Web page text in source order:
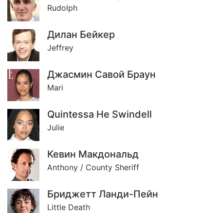
Rudolph
Дилан Бейкер
Jeffrey
Джасмин Савой Браун
Mari
Quintessa Не Swindell
Julie
Кевин Макдональд
Anthony / County Sheriff
Бриджетт Ланди-Пейн
Little Death